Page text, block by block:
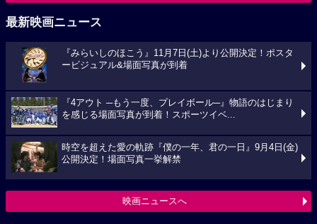
最新映画ニュース
『みらいしのほこう』11月7日(土)より公開決定！ポスタ
ービジュアル&場面写真が到着
『4アウト ─もう一度、プレイボール─』物語のはじまり
を感じる場面写真が到着！スポーツイベ...
時空を超えた愛の軌跡『僕の一年、君の一日』9月4日(金)
公開決定！場面写真一挙解禁
映画ニュースへ